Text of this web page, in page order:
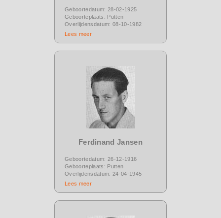
Geboortedatum: 28-02-1925
Geboorteplaats: Putten
Overlijdensdatum: 08-10-1982
Lees meer
Ferdinand Jansen
Geboortedatum: 26-12-1916
Geboorteplaats: Putten
Overlijdensdatum: 24-04-1945
Lees meer